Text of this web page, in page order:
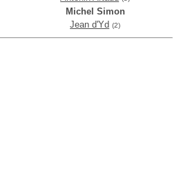
Michel Simon
Jean d'Yd (2)